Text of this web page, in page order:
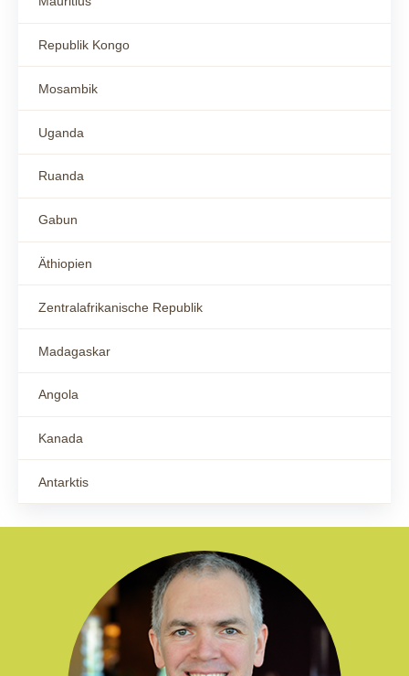
Republik Kongo
Mosambik
Uganda
Ruanda
Gabun
Äthiopien
Zentralafrikanische Republik
Madagaskar
Angola
Kanada
Antarktis